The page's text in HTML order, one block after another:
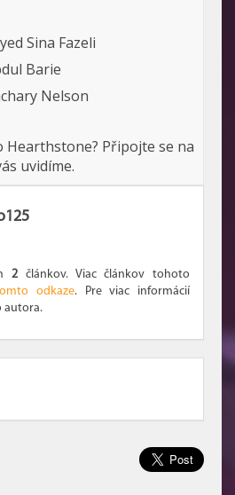
Sina Fazeli
Barie
Nelson
Hearthstone? Připojte se na
uvidíme.
2 článkov. Viac článkov tohoto
odkaze. Pre viac informácií
autora.